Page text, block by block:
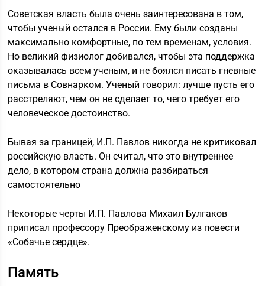
Советская власть была очень заинтересована в том,
чтобы ученый остался в России. Ему были созданы
максимально комфортные, по тем временам, условия.
Но великий физиолог добивался, чтобы эта поддержка
оказывалась всем ученым, и не боялся писать гневные
письма в Совнарком. Ученый говорил: лучше пусть его
расстреляют, чем он не сделает то, чего требует его
человеческое достоинство.
Бывая за границей, И.П. Павлов никогда не критиковал
российскую власть. Он считал, что это внутреннее
дело, в котором страна должна разбираться
самостоятельно
Некоторые черты И.П. Павлова Михаил Булгаков
приписал профессору Преображенскому из повести
«Собачье сердце».
Память